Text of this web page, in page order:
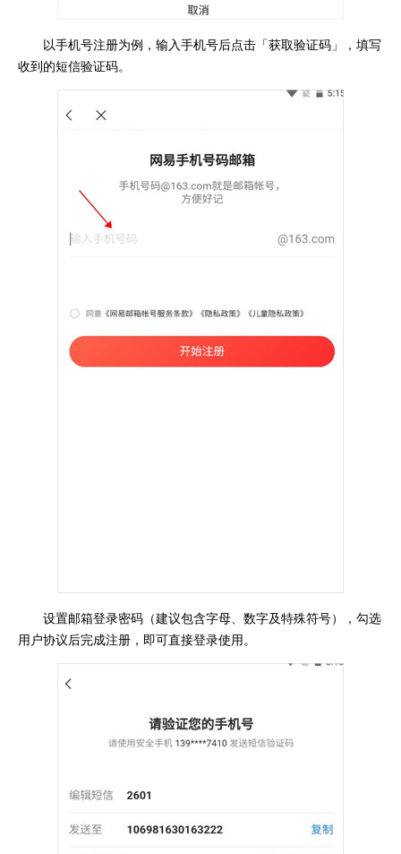
以手机号注册为例，输入手机号后点击「获取验证码」，填写
收到的短信验证码。
设置邮箱登录密码（建议包含字母、数字及特殊符号），勾选
用户协议后完成注册，即可直接登录使用。